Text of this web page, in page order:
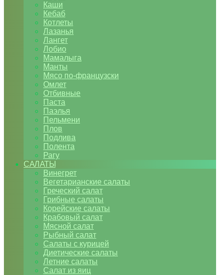
Каши
Кебаб
Котлеты
Лазанья
Лангет
Лобио
Мамалыга
Манты
Мясо по-французски
Омлет
Отбивные
Паста
Паэлья
Пельмени
Плов
Подлива
Полента
Рагу
САЛАТЫ
Винегрет
Вегетарианские салаты
Греческий салат
Грибные салаты
Корейские салаты
Крабовый салат
Мясной салат
Рыбный салат
Салаты с курицей
Диетические салаты
Летние салаты
Салат из яиц